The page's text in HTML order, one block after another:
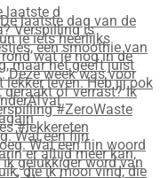
laatste d
Wat een fijn